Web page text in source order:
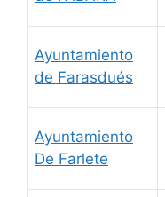
Ayuntamiento
de Farasdués
Ayuntamiento
De Farlete